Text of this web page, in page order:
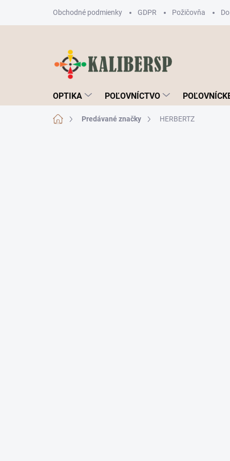
obsah
Obchodné podmienky GDPR Požičovňa
OPTIKA POĽOVNÍCTVO
DomovPredávané značky HERBERTZ